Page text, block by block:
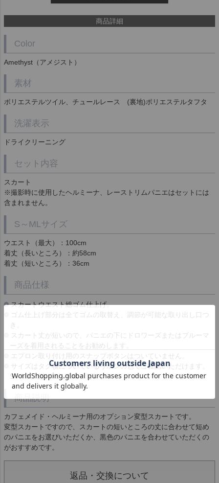
商品詳細
Color
Amethyst（アメジスト）
素材
ポリエステルツイル、チュールレース (裏地)ポリエステルタフタ
洗濯表示
ドライクリーニング
セット内容
スカート
※撮影時に使用したヘルミーナ、レーストリムパニエはセットには
含まれません。
S～MLサイズ
ウエスト（最大）：100cm
着丈（長いところ）：約58cm
着丈（短いところ）：36cm
商品仕様
スカートウエスト総ゴム仕上げ。
ゴム仕上げ部分は全てゴムの取替え、調節が可能な取り出し口つ
き。
スカート丈が短いので、パニエの下にドロワーズまたはブルーマ
ーズを着用されることをお勧めします。
エプロン取り付け用のスナップボタンはついていません。
サイズはタグ横についているリボンの色でご確認いただけます。
S～ML：紺／XL～XXL：ピンク
商品説明
カフェメイド・ヘルミーナ用のオプション変型スカートです。
変型スカートですので、スカートの短いところの丈に合わせて短め
のパニエをお選びいただくか、黒色のパニエを合わせていただくの
がおすすめです。
返品・交換について